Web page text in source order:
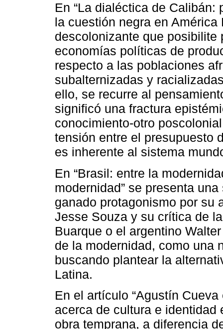
En “La dialéctica de
la cuestión negra en
descolonizante que
economías políticas de
respecto a las poblaciones
subalternizadas y
ello, se recurre al
significó una fractura
conocimiento-otro
tensión entre el presupuesto
es inherente al sistema
En “Brasil: entre la
modernidad” se presenta
ganado protagonismo por su
Jesse Souza y su crítica de
Buarque o el argentino
de la modernidad, como una
buscando plantear la
Latina.
En el artículo “Agustín
acerca de cultura e identidad
obra temprana, a diferencia